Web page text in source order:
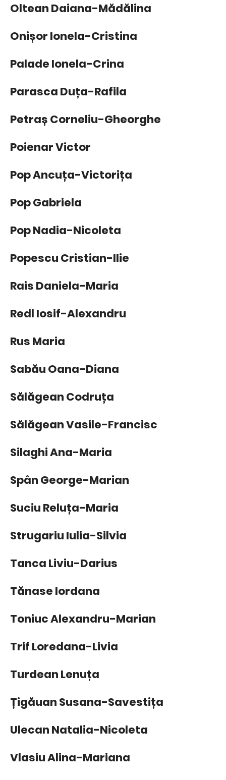
Oltean Daiana-Mădălina
Onișor Ionela-Cristina
Palade Ionela-Crina
Parasca Duța-Rafila
Petraș Corneliu-Gheorghe
Poienar Victor
Pop Ancuța-Victorița
Pop Gabriela
Pop Nadia-Nicoleta
Popescu Cristian-Ilie
Rais Daniela-Maria
Redl Iosif-Alexandru
Rus Maria
Sabău Oana-Diana
Sălăgean Codruța
Sălăgean Vasile-Francisc
Silaghi Ana-Maria
Spân George-Marian
Suciu Reluța-Maria
Strugariu Iulia-Silvia
Tanca Liviu-Darius
Tănase Iordana
Toniuc Alexandru-Marian
Trif Loredana-Livia
Turdean Lenuța
Țigăuan Susana-Savestița
Ulecan Natalia-Nicoleta
Vlasiu Alina-Mariana